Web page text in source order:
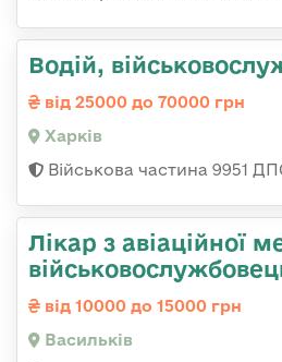
Водій,
від 25000 до 70000 грн
Харків
Військова частина 9951
Лікар з авіаційної
від 10000 до 15000 грн
Васильків